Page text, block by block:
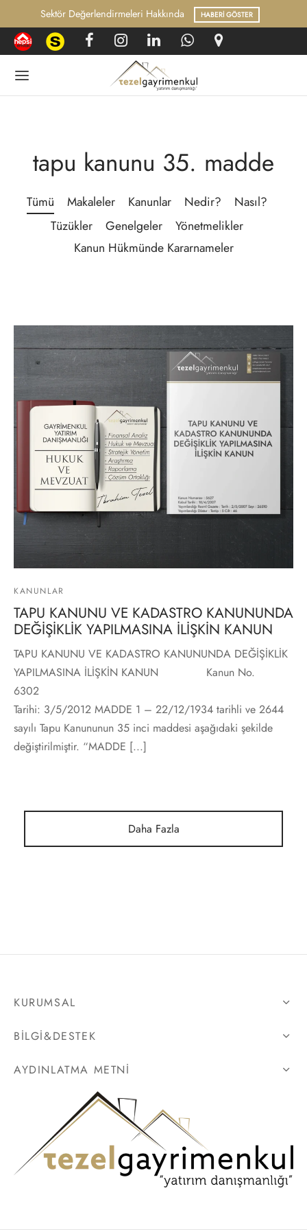
Değerlendirmeleri Hakkında HABERI GÖSTER
tapu kanunu 35. madde
Tümü Makaleler Kanunlar Nedir?
Nasıl?
Tüzükler
Genelgeler
Yönetmelikler
Kanun Hükmünde Kararnameler
KANUNLAR
TAPU KANUNU VE KADASTRO KANUNUNDA
DEĞİŞİKLİK YAPILMASINA İLİŞKİN KANUN
TAPU KANUNU VE KADASTRO KANUNUNDA DEĞİŞİKLİK
YAPILMASINA İLİŞKİN KANUN Kanun No.
6302
Tarihi: 3/5/2012 MADDE 1 – 22/12/1934 tarihli ve 2644
sayılı Tapu Kanununun 35 inci maddesi aşağıdaki şekilde
değiştirilmiştir. “MADDE [...]
Daha Fazla
KURUMSAL
BILGI&DESTEK
AYDINLATMA METNI
BANKASI
Haberler
VE MEVZUAT